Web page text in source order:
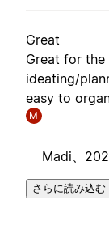
Great
Great for
ideating/
easy to
M
Madi、
さらに読み込む